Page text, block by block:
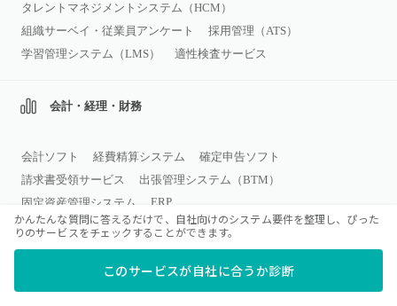
タレントマネジメントシステム（HCM）
組織サーベイ・従業員アンケート
採用管理（ATS）
学習管理システム（LMS）
適性検査サービス
会計・経理・財務
会計ソフト 経費精算システム
確定申告ソフト
請求書受領サービス
出張管理システム（BTM）
固定資産管理システム
ERP
かんたんな質問に答えるだけで、自社向けのシステム要件を整理し、ぴった
りのサービスをチェックすることができます。
このサービスが自社に合うか診断